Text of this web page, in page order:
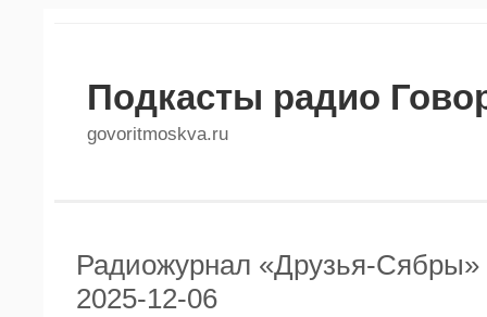
Подкасты радио
govoritmoskva.ru
Радиожурнал «Друзья-Сябры»
2025-12-06